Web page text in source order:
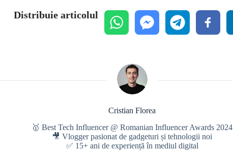
Distribuie articolul
Cristian Florea
🥇 Best Tech Influencer @ Romanian Influencer Awards 2024
🎥 Vlogger pasionat de gadgeturi și tehnologii noi
✅ 15+ ani de experiență în mediul digital